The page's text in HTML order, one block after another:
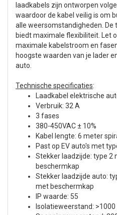
laadkabels zijn ontworpen
waardoor de kabel veilig is om
alle weersomstandigheden.
biedt maximale flexibiliteit. Let
maximale kabelstroom en
hoogste waarden van je lader
auto.
Technische specificaties:
Laadkabel elektrische
Verbruik: 32 A
3 fases
380-450VAC ± 10%
Kabel lengte: 6 meter
Past op EV auto's met
Stekker laadzijde: type 2
beschermkap
Stekker laadzijde auto:
met beschermkap
IP waarde: 55
Isolatieweerstand: